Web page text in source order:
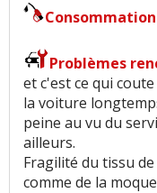
Problèmes
et c'est ce qui
la voiture
peine au vu du
ailleurs.
Fragilité du tissu
comme de la